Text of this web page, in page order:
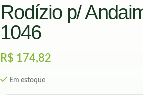
Rodízio p/
1046
R$ 174,82
Em estoque